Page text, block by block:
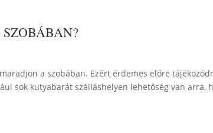
a szobában. Ezért érdemes előre
sok kutyabarát szálláshelyen lehetőség van arra,